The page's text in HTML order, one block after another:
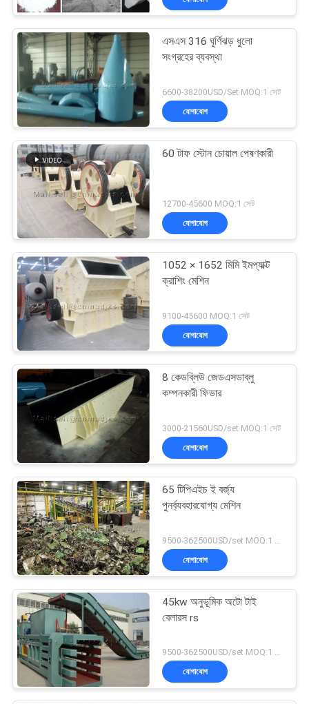
এসএস 316 ঘূর্ণিঝড় ধুলো
সংগ্রহের ব্যবস্থা
6600-38200USD/Set MOQ:1 সেট
যোগাযোগ
60 টাফ স্টোন চোয়াল পেষণকারী
12700-45600 MOQ:1 সেট
যোগাযোগ
1052 × 1652 মিমি ইমপ্যাক্ট
ক্রাশিং মেশিন
9100-45600 MOQ:1 সেট
যোগাযোগ
8 কেডব্লিউ জেডএসডাব্লু
কম্পনকারী ফিডার
3000-21560USD/set MOQ:1 সেট
যোগাযোগ
65 টিপিএইচ ই বর্জ্য
পুনর্ব্যবহারযোগ্য মেশিন
যোগাযোগ
45kw অনুভূমিক অটো টাই
বেলারস rs
9500-362500USD/set MOQ:1 সেট
যোগাযোগ